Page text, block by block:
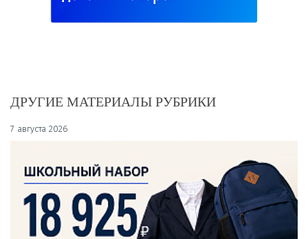
ДРУГИЕ МАТЕРИАЛЫ РУБРИКИ
7 августа 2026